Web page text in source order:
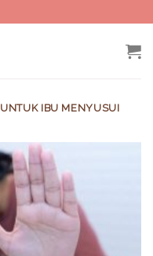
IBU MENYUSUI